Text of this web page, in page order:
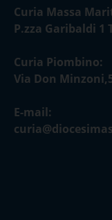
Curia Massa
P.zza Garibaldi 1
Curia Piombino:
Via Don
E-mail: